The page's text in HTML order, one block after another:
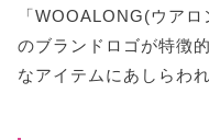
「WOOALONG(ウア
のブランドロゴが特徴
なアイテムにあしらわ